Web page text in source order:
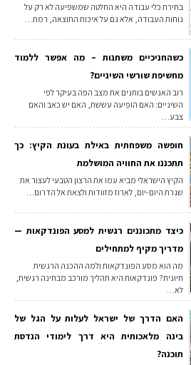
בחירת כלי עבודה היא החלטה שמשפיעה לא רק על
נוחות העבודה, אלא גם על איכות התוצאה, רמת…
כשהחניכיים משתנות – מה אפשר ללמוד
מחשיפת שורשי השיניים?
רוב האנשים בוחנים את מצב הפה בעיקר לפי
השיניים: האם הופיעה עששת, האם יש כאב והאם
צבע…
חופשה משפחתית באילת בעונת הקיץ: כך
תתכננו את החוויה המושלמת
הקיץ הישראלי מביא עמו את הרצון הטבעי לעצור את
שגרת היום-יום, לארוז מזוודות ולצאת אל הדרום…
כיצד מתכוננים רגשית למסע הפונדקאות —
מדריך מקיף למתחילים
מה הוא מסע הפונדקאות ולמה ההכנה הרגשית
חיונית? פונדקאות היא תהליך מורכב מבחינה רגשית,
לא…
האם הדרך של ישראל לעלות על הגל של
בינה מלאכותית היא דרך לימודי הנדסת
תוכנה?